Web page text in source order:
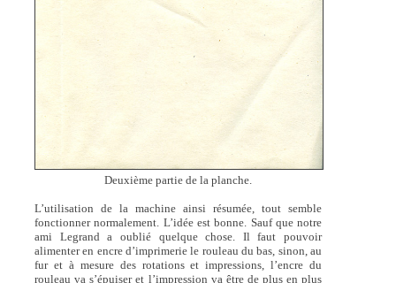
Deuxième partie de la planche.
L’utilisation de la machine ainsi résumée, tout semble
fonctionner normalement. L’idée est bonne. Sauf que notre
ami Legrand a oublié quelque chose. Il faut pouvoir
alimenter en encre d’imprimerie le rouleau du bas, sinon, au
fur et à mesure des rotations et impressions, l’encre du
rouleau va s’épuiser et l’impression va être de plus en plus